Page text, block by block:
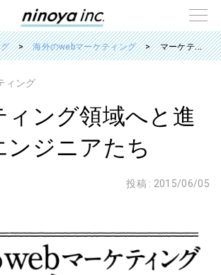
海外のwebマーケティング マーケティング領域へと進出するエンジニアたち
ィング
ィング領域へと進
ンジニアたち
投稿 : 2015/06/05